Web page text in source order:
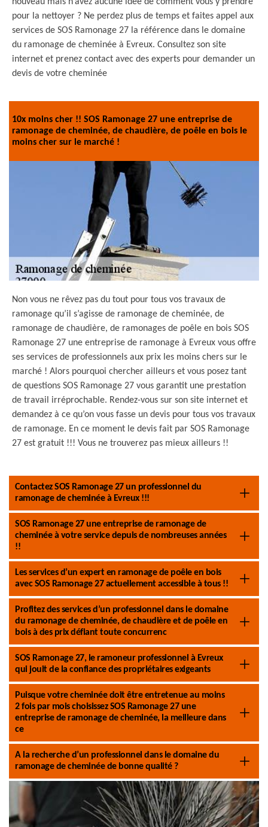
pour la nettoyer ? Ne perdez plus de temps et faites appel aux
services de SOS Ramonage 27 la référence dans le domaine
du ramonage de cheminée à Evreux. Consultez son site
internet et prenez contact avec des experts pour demander un
devis de votre cheminée
10x moins cher !! SOS Ramonage 27 une entreprise de
ramonage de cheminée, de chaudière, de poêle en bois le
moins cher sur le marché !
Non vous ne rêvez pas du tout pour tous vos travaux de
ramonage qu’il s’agisse de ramonage de cheminée, de
ramonage de chaudière, de ramonages de poêle en bois SOS
Ramonage 27 une entreprise de ramonage à Evreux vous offre
ses services de professionnels aux prix les moins chers sur le
marché ! Alors pourquoi chercher ailleurs et vous posez tant
de questions SOS Ramonage 27 vous garantit une prestation
de travail irréprochable. Rendez-vous sur son site internet et
demandez à ce qu’on vous fasse un devis pour tous vos travaux
de ramonage. En ce moment le devis fait par SOS Ramonage
27 est gratuit !!! Vous ne trouverez pas mieux ailleurs !!
Contactez SOS Ramonage 27 un professionnel du
ramonage de cheminée à Evreux !!!
SOS Ramonage 27 une entreprise de ramonage de
cheminée à votre service depuis de nombreuses années
!!
Les services d’un expert en ramonage de poêle en bois
avec SOS Ramonage 27 actuellement accessible à tous !!
Profitez des services d’un professionnel dans le domaine
du ramonage de cheminée, de chaudière et de poêle en
bois à des prix défiant toute concurrenc
SOS Ramonage 27, le ramoneur professionnel à Evreux
qui jouit de la confiance des propriétaires exigeants
Puisque votre cheminée doit être entretenue au moins
2 fois par mois choisissez SOS Ramonage 27 une
entreprise de ramonage de cheminée, la meilleure dans
ce
A la recherche d’un professionnel dans le domaine du
ramonage de cheminée de bonne qualité ?